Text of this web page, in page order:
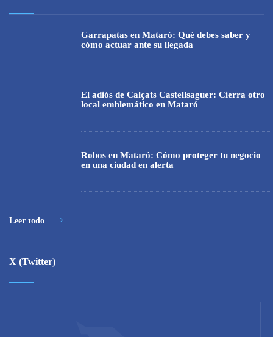
Garrapatas en Mataró: Qué debes saber y
cómo actuar ante su llegada
El adiós de Calçats Castellsaguer: Cierra otro
local emblemático en Mataró
Robos en Mataró: Cómo proteger tu negocio
en una ciudad en alerta
Leer todo
X (Twitter)